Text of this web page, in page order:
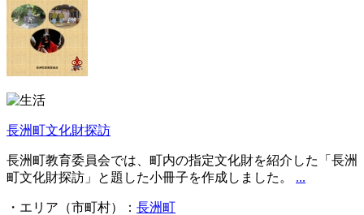
長洲町文化財探訪
長洲町教育委員会では、町内の指定文化財を紹介した「長洲
町文化財探訪」と題した小冊子を作成しました。 ...
・エリア（市町村）： 長洲町